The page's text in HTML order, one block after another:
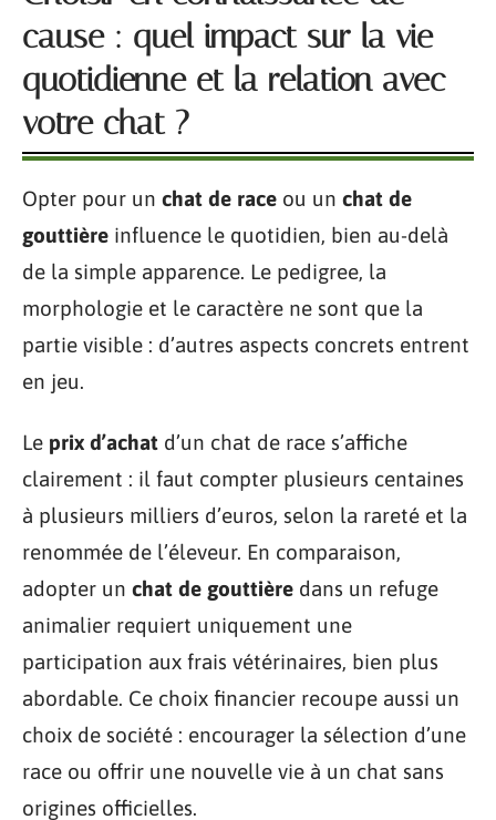
cause : quel impact sur la vie
quotidienne et la relation avec
votre chat ?
Opter pour un chat de race ou un chat de
gouttière influence le quotidien, bien au-delà
de la simple apparence. Le pedigree, la
morphologie et le caractère ne sont que la
partie visible : d’autres aspects concrets entrent
en jeu.
Le prix d’achat d’un chat de race s’affiche
clairement : il faut compter plusieurs centaines
à plusieurs milliers d’euros, selon la rareté et la
renommée de l’éleveur. En comparaison,
adopter un chat de gouttière dans un refuge
animalier requiert uniquement une
participation aux frais vétérinaires, bien plus
abordable. Ce choix financier recoupe aussi un
choix de société : encourager la sélection d’une
race ou offrir une nouvelle vie à un chat sans
origines officielles.